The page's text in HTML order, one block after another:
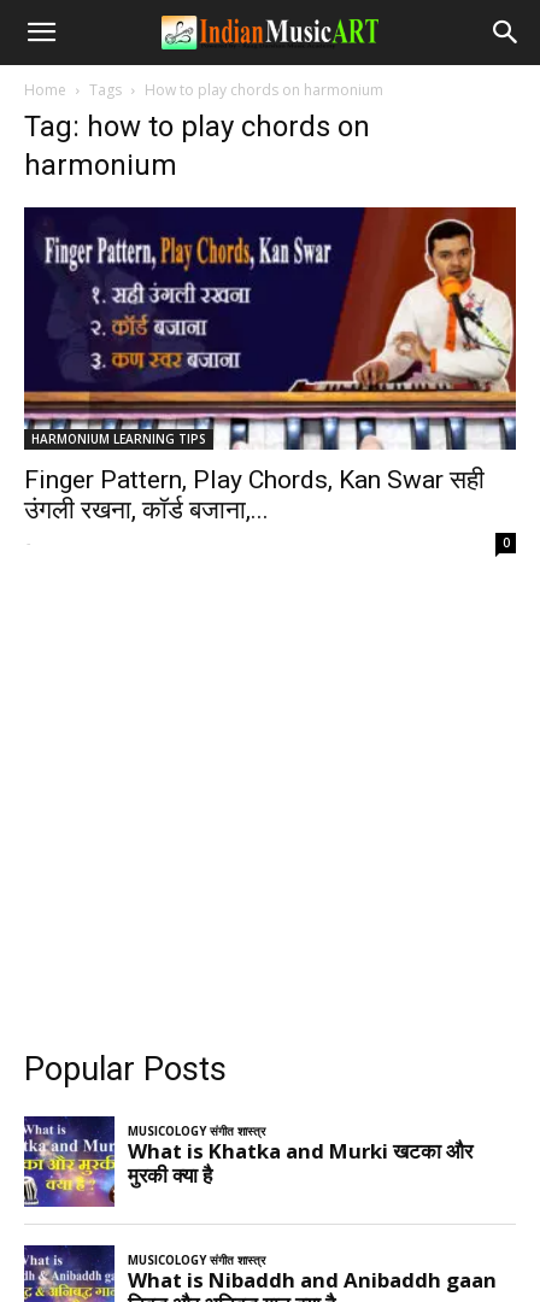
Home Tags How to play chords on harmonium
Tag: how to play chords on
harmonium
HARMONIUM LEARNING TIPS
Finger Pattern, Play Chords, Kan Swar सही
उंगली रखना, कॉर्ड बजाना,...
- 0
Popular Posts